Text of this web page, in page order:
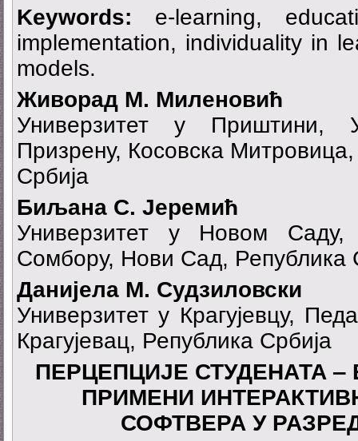
Keywords: e-learning,
implementation, individuality in
models.
Живорад М. Миленовић
Универзитет у Приштини,
Призрену, Косовска
Србија
Биљана С. Јеремић
Универзитет у Новом Саду,
Сомбору, Нови Сад, Република
Данијела М. Судзиловски
Универзитет у Крагујевцу,
Крагујевац, Република Србија
ПЕРЦЕПЦИЈЕ СТУДЕНАТА
ПРИМЕНИ
СОФТВЕРА У